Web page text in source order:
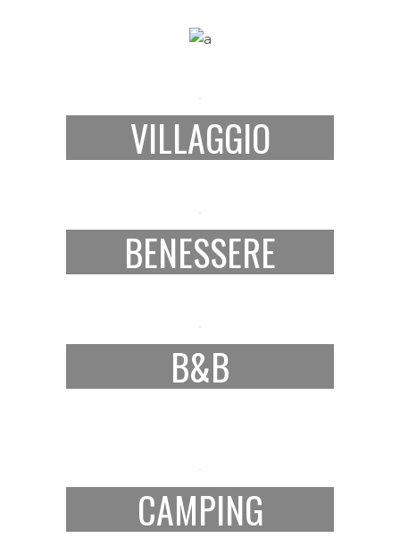
VILLAGGIO
BENESSERE
B&B
CAMPING